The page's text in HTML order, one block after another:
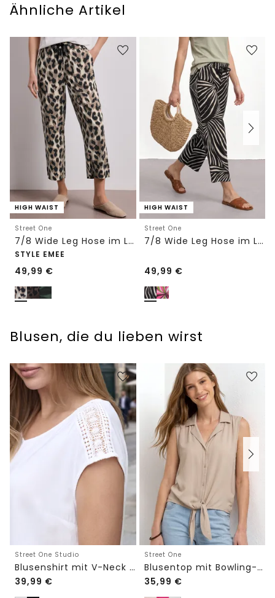
Ähnliche Artikel
HIGH WAIST
Street One
7/8 Wide Leg Hose im Loose Fit mit Print
STYLE EMEE
49,99 €
HIGH WAIST
Street One
7/8 Wide Leg Hose im Loose Fit
49,99 €
Blusen, die du lieben wirst
Street One Studio
Blusenshirt mit V-Neck und Spitze
39,99 €
Street One
Blusentop mit Bowling-Kragen und Knoten
35,99 €